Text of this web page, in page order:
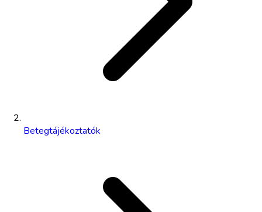
Betegtájékoztatók